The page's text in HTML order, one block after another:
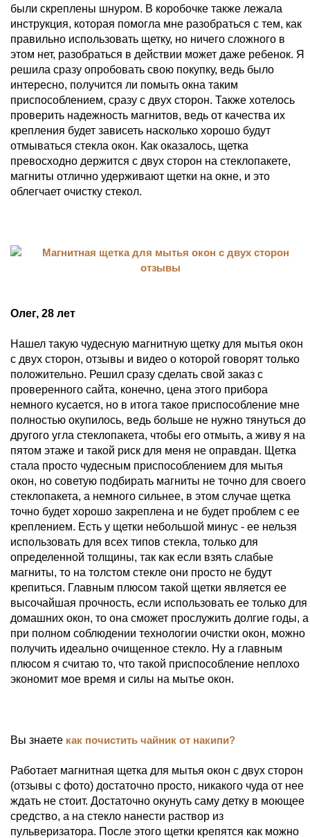
были скреплены шнуром. В коробочке также лежала
инструкция, которая помогла мне разобраться с тем, как
правильно использовать щетку, но ничего сложного в
этом нет, разобраться в действии может даже ребенок. Я
решила сразу опробовать свою покупку, ведь было
интересно, получится ли помыть окна таким
приспособлением, сразу с двух сторон. Также хотелось
проверить надежность магнитов, ведь от качества их
крепления будет зависеть насколько хорошо будут
отмываться стекла окон. Как оказалось, щетка
превосходно держится с двух сторон на стеклопакете,
магниты отлично удерживают щетки на окне, и это
облегчает очистку стекол.
Олег, 28 лет
Нашел такую чудесную магнитную щетку для мытья окон
с двух сторон, отзывы и видео о которой говорят только
положительно. Решил сразу сделать свой заказ с
проверенного сайта, конечно, цена этого прибора
немного кусается, но в итога такое приспособление мне
полностью окупилось, ведь больше не нужно тянуться до
другого угла стеклопакета, чтобы его отмыть, а живу я на
пятом этаже и такой риск для меня не оправдан. Щетка
стала просто чудесным приспособлением для мытья
окон, но советую подбирать магниты не точно для своего
стеклопакета, а немного сильнее, в этом случае щетка
точно будет хорошо закреплена и не будет проблем с ее
креплением. Есть у щетки небольшой минус - ее нельзя
использовать для всех типов стекла, только для
определенной толщины, так как если взять слабые
магниты, то на толстом стекле они просто не будут
крепиться. Главным плюсом такой щетки является ее
высочайшая прочность, если использовать ее только для
домашних окон, то она сможет прослужить долгие годы, а
при полном соблюдении технологии очистки окон, можно
получить идеально очищенное стекло. Ну а главным
плюсом я считаю то, что такой приспособление неплохо
экономит мое время и силы на мытье окон.
Вы знаете как почистить чайник от накипи?
Работает магнитная щетка для мытья окон с двух сторон
(отзывы с фото) достаточно просто, никакого чуда от нее
ждать не стоит. Достаточно окунуть саму детку в моющее
средство, а на стекло нанести раствор из
пульверизатора. После этого щетки крепятся как можно